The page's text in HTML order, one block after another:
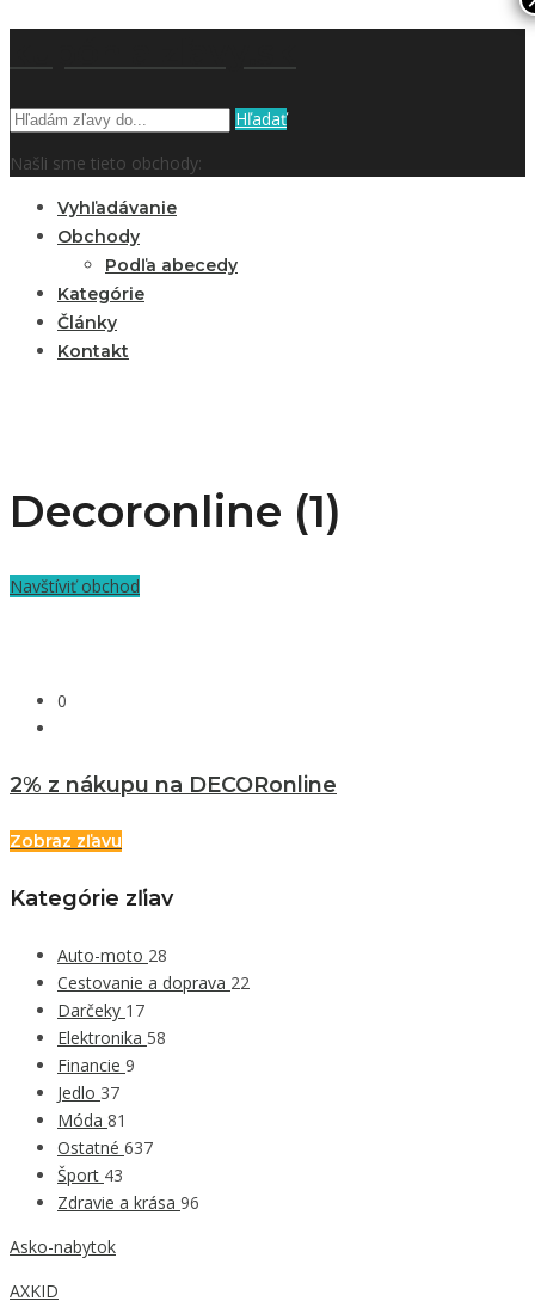
Hľadať
Našli sme tieto obchody:
Vyhľadávanie
Obchody
Podľa abecedy
Kategórie
Články
Kontakt
Decoronline (1)
Navštíviť obchod
0
2% z nákupu na DECORonline
Zobraz zľavu
Kategórie zľiav
Auto-moto 28
Cestovanie a doprava 22
Darčeky 17
Elektronika 58
Financie 9
Jedlo 37
Móda 81
Ostatné 637
Šport 43
Zdravie a krása 96
Asko-nabytok
AXKID